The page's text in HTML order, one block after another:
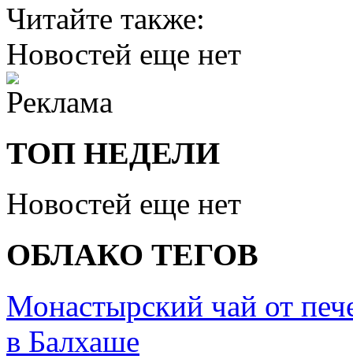
Читайте также:
Новостей еще нет
ТОП НЕДЕЛИ
Новостей еще нет
ОБЛАКО ТЕГОВ
Монастырский чай от
в Балхаше